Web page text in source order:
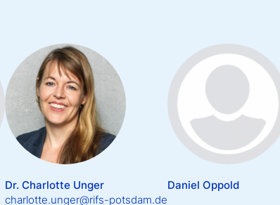
Dr. Charlotte Unger
charlotte.unger@rifs-potsdam.de
Daniel Oppold